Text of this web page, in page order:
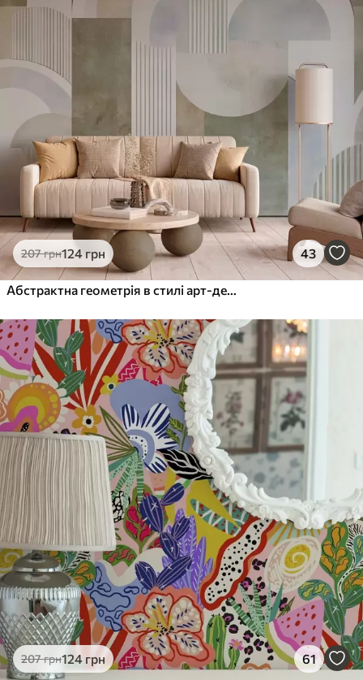
207грн124 грн 43
207грн124 грн 61